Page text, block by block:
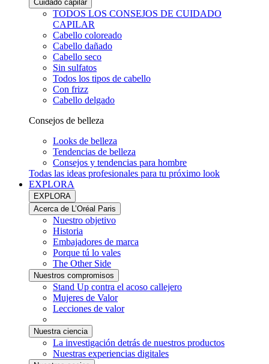
Cuidado capilar
TODOS LOS CONSEJOS DE CUIDADO
CAPILAR
Cabello coloreado
Cabello dañado
Cabello seco
Sin sulfatos
Todos los tipos de cabello
Con frizz
Cabello delgado
Consejos de belleza
Looks de belleza
Tendencias de belleza
Consejos y tendencias para hombre
Todas las ideas profesionales para tu próximo look
EXPLORA
EXPLORA
Acerca de L’Oréal Paris
Nuestro objetivo
Historia
Embajadores de marca
Porque tú lo vales
The Other Side
Nuestros compromisos
Stand Up contra el acoso callejero
Mujeres de Valor
Lecciones de valor
Nuestra ciencia
La investigación detrás de nuestros productos
Nuestras experiencias digitales